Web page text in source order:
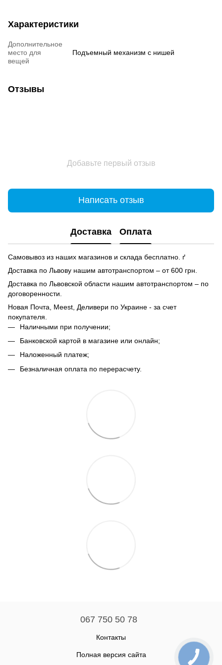
Характеристики
Дополнительное
место для
вещей
Подъемный механизм с нишей
Отзывы
Добавьте первый отзыв
Написать отзыв
Доставка Оплата
Самовывоз из наших магазинов и склада бесплатно. ґ
Доставка по Львову нашим автотранспортом – от 600 грн.
Доставка по Львовской области нашим автотранспортом – по
договоренности.
Новая Почта, Meest, Деливери по Украине - за счет
покупателя.
Наличными при получении;
Банковской картой в магазине или онлайн;
Наложенный платеж;
Безналичная оплата по перерасчету.
067 750 50 78
Контакты
Полная версия сайта